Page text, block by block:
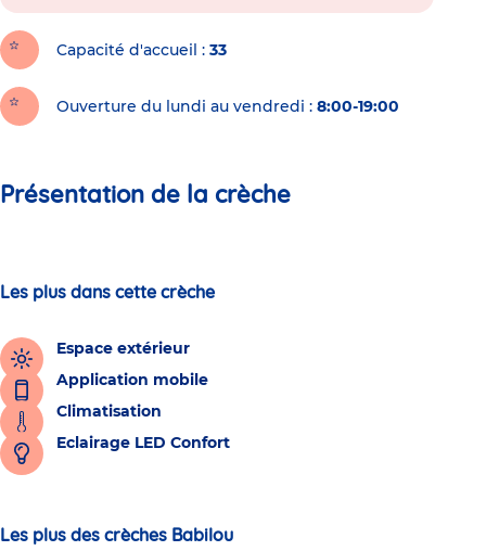
Capacité d'accueil 33
Ouverture du lundi au vendredi : 8:00-19:00
Présentation de la crèche
Les plus dans cette crèche
Espace extérieur
Application mobile
Climatisation
Eclairage LED Confort
Les plus des crèches Babilou